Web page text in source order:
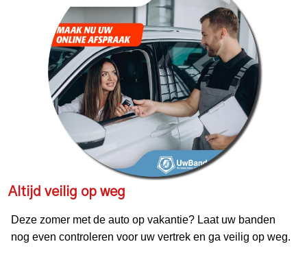
Altijd veilig op weg
Deze zomer met de auto op vakantie? Laat uw banden
nog even controleren voor uw vertrek en ga veilig op weg.